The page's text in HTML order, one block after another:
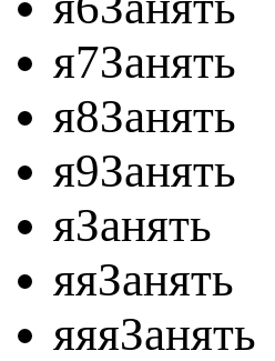
я7Занять
я8Занять
я9Занять
яЗанять
яяЗанять
яяяЗанять